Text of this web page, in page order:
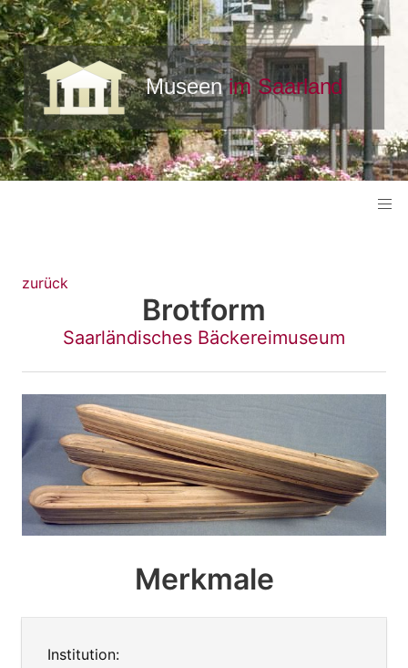
zurück
Brotform
Saarländisches Bäckereimuseum
Merkmale
Institution: